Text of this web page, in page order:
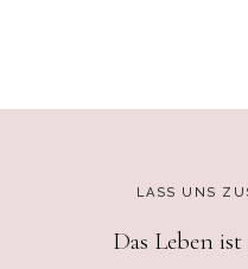
LASS UNS
Das Leben